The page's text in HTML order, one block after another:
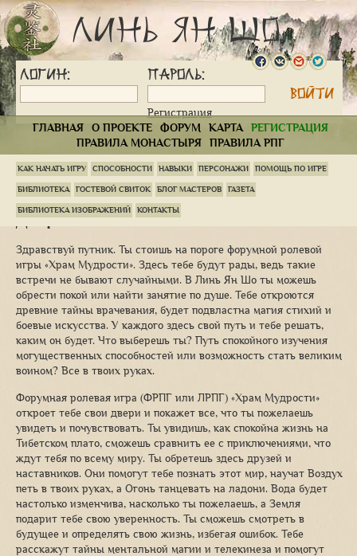
Линь Ян Шо
Логин: Пароль:
Регистрация
ГЛАВНАЯ
О ПРОЕКТЕ ФОРУМ КАРТА
РЕГИСТРАЦИЯ
ПРАВИЛА МОНАСТЫРЯ
ПРАВИЛА РПГ
КАК НАЧАТЬ ИГРУ СПОСОБНОСТИ НАВЫКИ ПЕРСОНАЖИ ПОМОЩЬ ПО ИГРЕ
БИБЛИОТЕКА ГОСТЕВОЙ СВИТОК БЛОГ МАСТЕРОВ ГАЗЕТА
БИБЛИОТЕКА ИЗОБРАЖЕНИЙ КОНТАКТЫ
Добро пожаловать в Линь Ян Шо
Здравствуй путник. Ты стоишь на пороге форумной ролевой
игры «Храм Мудрости». Здесь тебе будут рады, ведь такие
встречи не бывают случайными. В Линь Ян Шо ты можешь
обрести покой или найти занятие по душе. Тебе откроются
древние тайны врачевания, будет подвластна магия стихий и
боевые искусства. У каждого здесь свой путь и тебе решать,
каким он будет. Что выберешь ты? Путь спокойного изучения
могущественных способностей или возможность стать великим
воином? Все в твоих руках.
Форумная ролевая игра (ФРПГ или ЛРПГ) «Храм Мудрости»
откроет тебе свои двери и покажет все, что ты пожелаешь
увидеть и почувствовать. Ты увидишь, как спокойна жизнь на
Тибетском плато, сможешь сравнить ее с приключениями, что
ждут тебя по всему миру. Ты обретешь здесь друзей и
наставников. Они помогут тебе познать этот мир, научат Воздух
петь в твоих руках, а Огонь танцевать на ладони. Вода будет
настолько изменчива, насколько ты пожелаешь, а Земля
подарит тебе свою уверенность. Ты сможешь смотреть в
будущее и определять свою жизнь, избегая ошибок. Тебе
расскажут тайны ментальной магии и телекинеза и помогут